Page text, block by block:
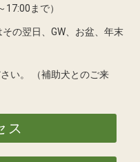
17:00まで）
の翌日、GW、お盆、年末
い。
（補助犬とのご来
ス